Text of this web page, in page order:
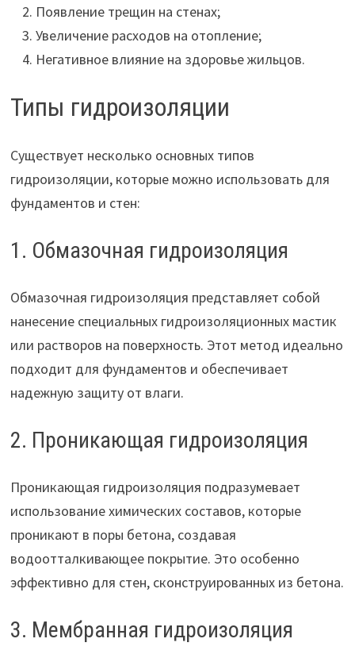
Появление трещин на стенах;
Увеличение расходов на отопление;
Негативное влияние на здоровье жильцов.
Типы гидроизоляции
Существует несколько основных типов
гидроизоляции, которые можно использовать для
фундаментов и стен:
1. Обмазочная гидроизоляция
Обмазочная гидроизоляция представляет собой
нанесение специальных гидроизоляционных мастик
или растворов на поверхность. Этот метод идеально
подходит для фундаментов и обеспечивает
надежную защиту от влаги.
2. Проникающая гидроизоляция
Проникающая гидроизоляция подразумевает
использование химических составов, которые
проникают в поры бетона, создавая
водоотталкивающее покрытие. Это особенно
эффективно для стен, сконструированных из бетона.
3. Мембранная гидроизоляция